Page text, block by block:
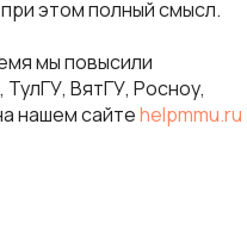
этом полный смысл.
мы повысили
ВятГУ, Росноу,
нашем сайтеhelpmmu.ru